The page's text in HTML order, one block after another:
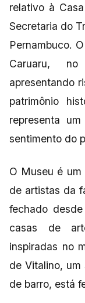
relativo à
Secretaria do
Pernambuco.
Caruaru,
apresentando
patrimônio
representa
sentimento do
O Museu é
de artistas da
fechado
casas de
inspiradas no
de Vitalino,
de barro, está